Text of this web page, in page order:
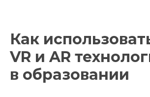
Как
VR и AR
в образовании